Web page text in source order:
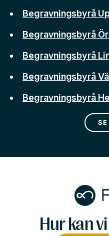
Begravningsbyrå
Begravningsbyrå
Begravningsbyrå
Begravningsbyrå
Begravningsbyrå
SE
Hur kan